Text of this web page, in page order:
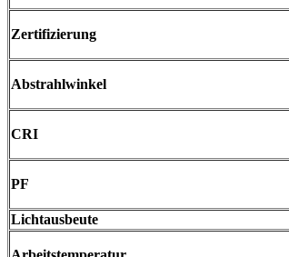
Zertifizierung
Abstrahlwinkel
CRI
PF
Lichtausbeute